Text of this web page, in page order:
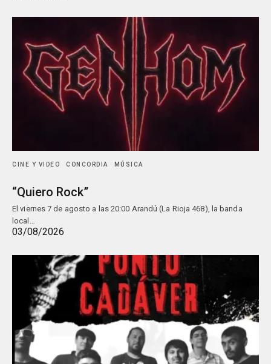
CINE Y VIDEO CONCORDIA MÚSICA
“Quiero Rock”
El viernes 7 de agosto a las 20:00 Arandú (La Rioja 468), la banda
local…
03/08/2026